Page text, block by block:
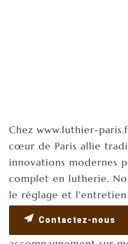
Chez www.luthier-
cœur de Paris allie
innovations modernes
complet en lutherie.
le réglage et l'entretien
permettant ainsi aux
professionnels de
Contactez-nous